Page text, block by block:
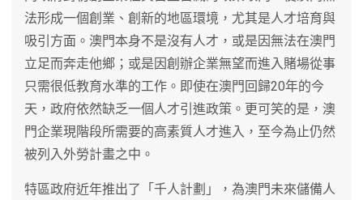
法形成一個創業、創新的地區環境，尤其是人才培育與
吸引方面。澳門本身不是沒有人才，或是因無法在澳門
立足而奔走他鄉；或是因創辦企業無望而進入賭場從事
只需很低教育水準的工作。即使在澳門回歸20年的今
天，政府依然缺乏一個人才引進政策。更可笑的是，澳
門企業現階段所需要的高素質人才進入，至今為止仍然
被列入外勞計畫之中。
特區政府近年推出了「千人計劃」，為澳門未來儲備人